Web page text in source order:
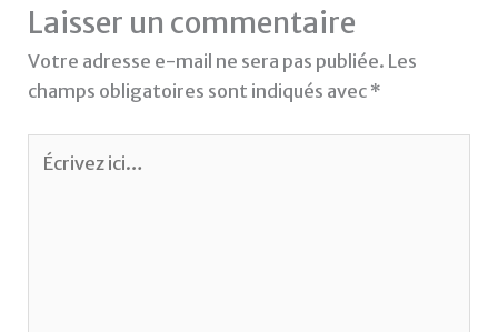
Laisser un commentaire
Votre adresse e-mail ne sera pas publiée. Les
champs obligatoires sont indiqués avec *
Écrivez
ici…